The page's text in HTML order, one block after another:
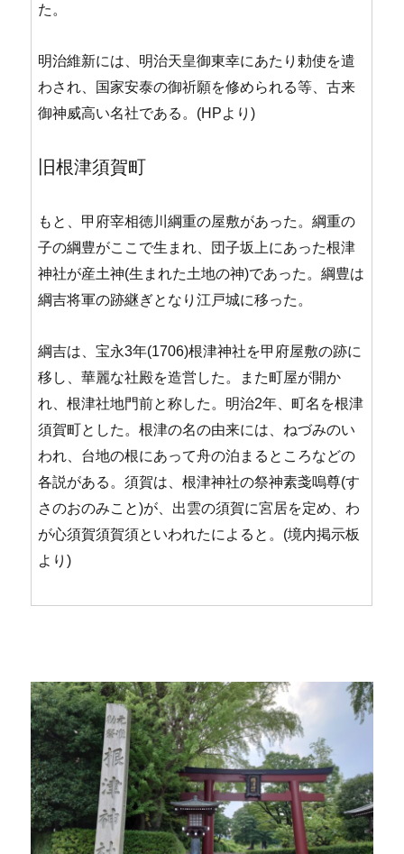
た。
明治維新には、明治天皇御東幸にあたり勅使を遣
わされ、国家安泰の御祈願を修められる等、古来
御神威高い名社である。(HPより)
旧根津須賀町
もと、甲府宰相徳川綱重の屋敷があった。綱重の
子の綱豊がここで生まれ、団子坂上にあった根津
神社が産土神(生まれた土地の神)であった。綱豊は
綱吉将軍の跡継ぎとなり江戸城に移った。
綱吉は、宝永3年(1706)根津神社を甲府屋敷の跡に
移し、華麗な社殿を造営した。また町屋が開か
れ、根津社地門前と称した。明治2年、町名を根津
須賀町とした。根津の名の由来には、ねづみのい
われ、台地の根にあって舟の泊まるところなどの
各説がある。須賀は、根津神社の祭神素戔嗚尊(す
さのおのみこと)が、出雲の須賀に宮居を定め、わ
が心須賀須賀須といわれたによると。(境内掲示板
より)